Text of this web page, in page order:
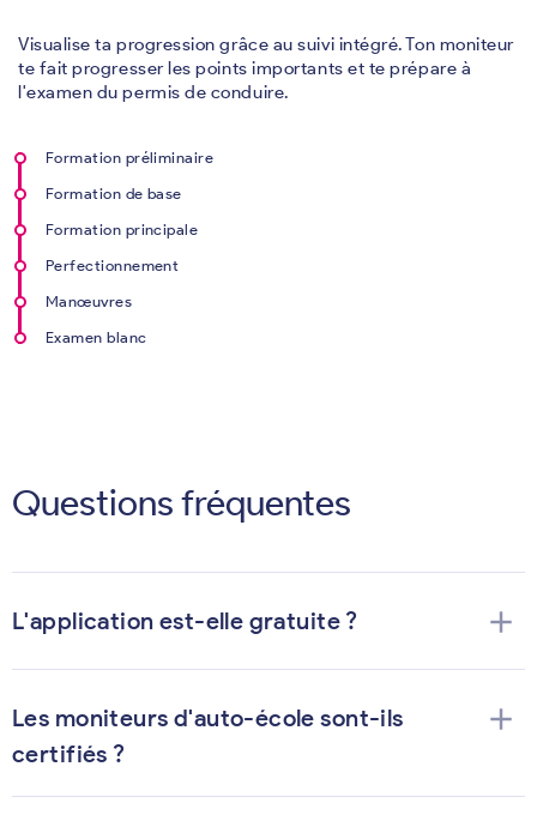
Visualise ta progression grâce au suivi intégré. Ton moniteur
te fait progresser les points importants et te prépare à
l'examen du permis de conduire.
Formation préliminaire
Formation de base
Formation principale
Perfectionnement
Manœuvres
Examen blanc
Questions fréquentes
L'application est-elle gratuite ? add
Les moniteurs d'auto-école sont-ils
certifiés ?
add